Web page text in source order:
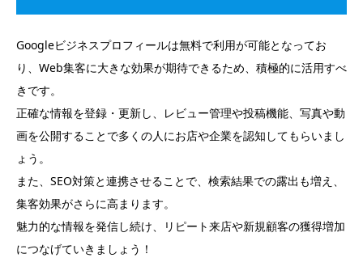
Googleビジネスプロフィールは無料で利用が可能となってお
り、Web集客に大きな効果が期待できるため、積極的に活用すべ
きです。
正確な情報を登録・更新し、レビュー管理や投稿機能、写真や動
画を公開することで多くの人にお店や企業を認知してもらいまし
ょう。
また、SEO対策と連携させることで、検索結果での露出も増え、
集客効果がさらに高まります。
魅力的な情報を発信し続け、リピート来店や新規顧客の獲得増加
につなげていきましょう！